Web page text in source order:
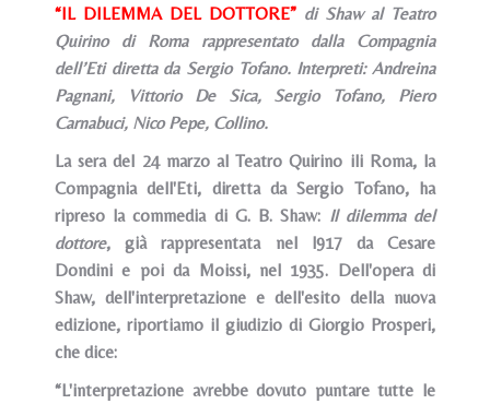
“IL DILEMMA DEL DOTTORE” di Shaw al Teatro
Quirino di Roma rappresentato dalla Compagnia
dell’Eti diretta da Sergio Tofano. Interpreti: Andreina
Pagnani, Vittorio De Sica, Sergio Tofano, Piero
Carnabuci, Nico Pepe, Collino.
La sera del 24 marzo al Teatro Quirino ili Roma, la
Compagnia dell'Eti, diretta da Sergio Tofano, ha
ripreso la commedia di G. B. Shaw: Il dilemma del
dottore, già rappresentata nel l917 da Cesare
Dondini e poi da Moissi, nel 1935. Dell'opera di
Shaw, dell'interpretazione e dell'esito della nuova
edizione, riportiamo il giudizio di Giorgio Prosperi,
che dice:
“L'interpretazione avrebbe dovuto puntare tutte le